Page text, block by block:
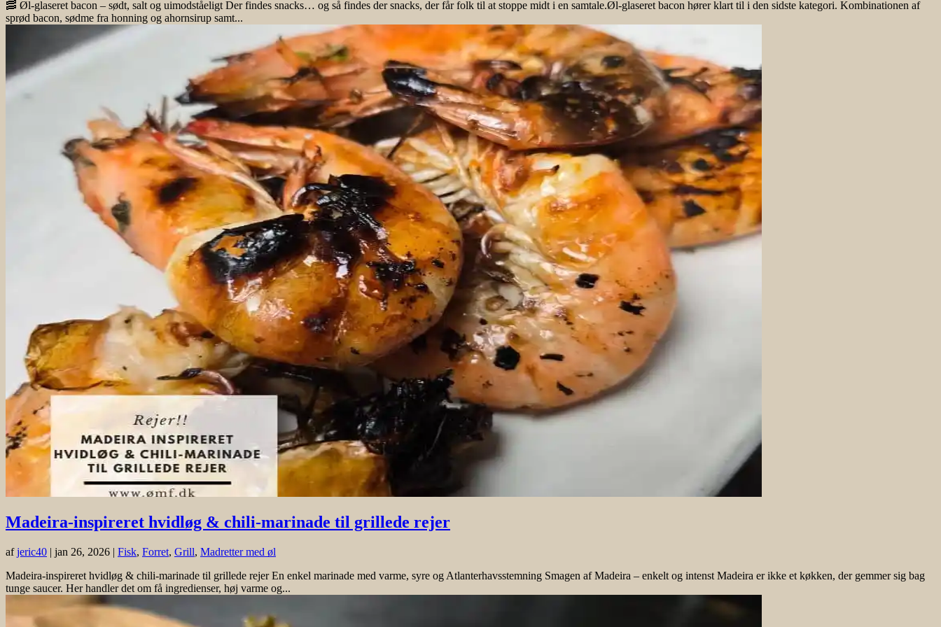
🥓 Øl-glaseret bacon – sødt, salt og uimodståeligt Der findes snacks… og så findes der snacks, der får folk til at stoppe midt i en samtale.Øl-glaseret bacon hører klart til i den sidste kategori. Kombinationen af
sprød bacon, sødme fra honning og ahornsirup samt...
Madeira-inspireret hvidløg & chili-marinade til grillede rejer
afjeric40 | jan 26, 2026 | Fisk, Forret, Grill, Madretter med øl
Madeira-inspireret hvidløg & chili-marinade til grillede rejer En enkel marinade med varme, syre og Atlanterhavsstemning Smagen af Madeira – enkelt og intenst Madeira er ikke et køkken, der gemmer sig bag
tunge saucer. Her handler det om få ingredienser, høj varme og...